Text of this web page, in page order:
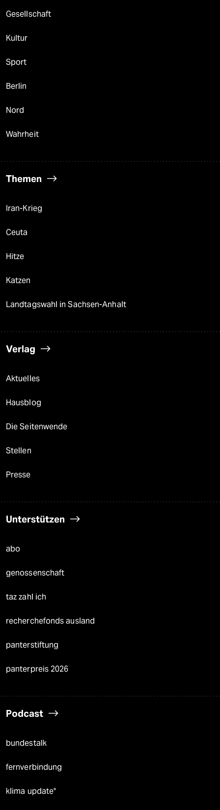
Gesellschaft
Kultur
Sport
Berlin
Nord
Wahrheit
Themen
Iran-Krieg
Ceuta
Hitze
Katzen
Landtagswahl in Sachsen-Anhalt
Verlag
Aktuelles
Hausblog
Die Seitenwende
Stellen
Presse
Unterstützen
abo
genossenschaft
taz zahl ich
recherchefonds ausland
panterstiftung
panterpreis 2026
Podcast
bundestalk
fernverbindung
klima update°